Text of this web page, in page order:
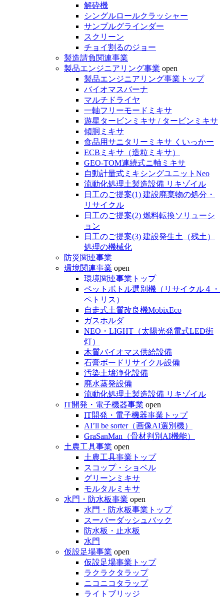
解砕機
シングルロールクラッシャー
サンプルグラインダー
スクリーン
チョイ割るのジョー
製造請負関連事業
製品エンジニアリング事業 open
製品エンジニアリング事業トップ
バイオマスバーナ
マルチドライヤ
一軸フリーモードミキサ
遊星タービンミキサ / タービンミキサ
傾胴ミキサ
食品用サニタリーミキサ くいっかー
ECBミキサ（造粒ミキサ）
GEO-TOM連続式ニ軸ミキサ
自動計量式ミキシングユニットNeo
流動化処理土製造設備 リキゾイル
日工のご提案(1) 建設廃棄物の処分・
リサイクル
日工のご提案(2) 燃料転換ソリューシ
ョン
日工のご提案(3) 建設発生土（残土）
処理の機械化
防災関連事業
環境関連事業 open
環境関連事業トップ
ペットボトル選別機（リサイクル４・
ペトリス）
自走式土質改良機MobixEco
ガスホルダ
NEO・LIGHT（太陽光発電式LED街
灯）
木質バイオマス供給設備
石膏ボードリサイクル設備
汚染土壌浄化設備
廃水蒸発設備
流動化処理土製造設備 リキゾイル
IT開発・電子機器事業 open
IT開発・電子機器事業トップ
AI’ll be sorter（画像AI選別機）
GraSanMan（骨材判別AI機能）
土農工具事業 open
土農工具事業トップ
スコップ・ショベル
グリーンミキサ
モルタルミキサ
水門・防水板事業 open
水門・防水板事業トップ
スーパーダッシュバック
防水板・止水板
水門
仮設足場事業 open
仮設足場事業トップ
ラクラクタラップ
ニコニコタラップ
ライトブリッジ